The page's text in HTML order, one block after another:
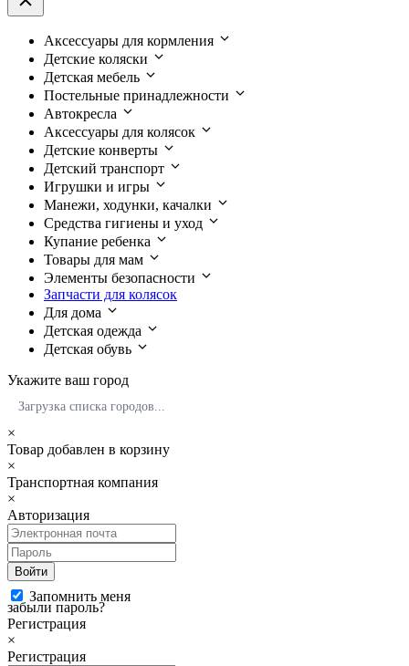
Аксессуары для кормления
Детские коляски
Детская мебель
Постельные принадлежности
Автокресла
Аксессуары для колясок
Детские конверты
Детский транспорт
Игрушки и игры
Манежи, ходунки, качалки
Средства гигиены и уход
Купание ребенка
Товары для мам
Элементы безопасности
Запчасти для колясок
Для дома
Детская одежда
Детская обувь
Укажите ваш город
Загрузка списка городов...
×
Товар добавлен в корзину
×
Транспортная компания
×
Авторизация
Войти
Запомнить меня
забыли пароль?
Регистрация
×
Регистрация